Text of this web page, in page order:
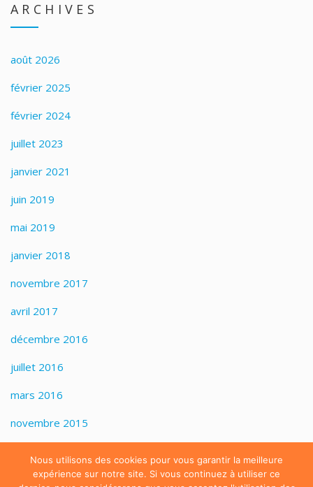
ARCHIVES
août 2026
février 2025
février 2024
juillet 2023
janvier 2021
juin 2019
mai 2019
janvier 2018
novembre 2017
avril 2017
décembre 2016
juillet 2016
mars 2016
novembre 2015
Dr. Thierry Gaillard| Centre de Chirurgie Orthopédique du
Nous utilisons des cookies pour vous garantir la meilleure
expérience sur notre site. Si vous continuez à utiliser ce